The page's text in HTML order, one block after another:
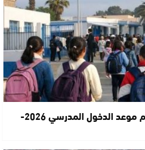
وزارة التربية تحسم موعد الدخول المدرسي 2026-